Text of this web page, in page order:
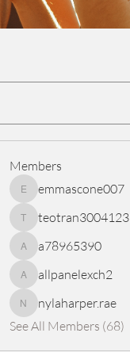
Members
emmascone007
emmascone007
teotran3004123
teotran3004123
a78965390
a78965390
allpanelexch2
allpanelexch2
nylaharper.rae
nylaharper.rae
See All Members (68)